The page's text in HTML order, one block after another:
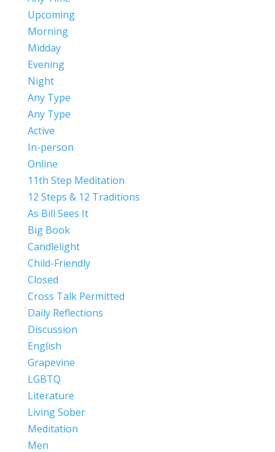
Upcoming
Morning
Midday
Evening
Night
Any Type
Any Type
Active
In-person
Online
11th Step Meditation
12 Steps & 12 Traditions
As Bill Sees It
Big Book
Candlelight
Child-Friendly
Closed
Cross Talk Permitted
Daily Reflections
Discussion
English
Grapevine
LGBTQ
Literature
Living Sober
Meditation
Men